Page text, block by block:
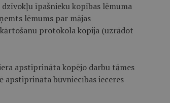
īpašnieku kopības lēmuma
lēmums par mājas
protokola kopija (uzrādot
apstiprināta kopējo darbu tāmes
apstiprināta būvniecības ieceres